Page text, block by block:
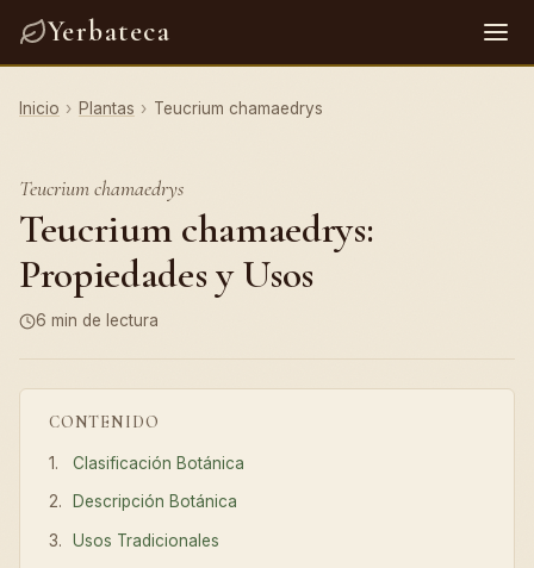
Yerbateca
Inicio › Plantas › Teucrium chamaedrys
Teucrium chamaedrys
Teucrium chamaedrys:
Propiedades y Usos
6 min de lectura
CONTENIDO
Clasificación Botánica
Descripción Botánica
Usos Tradicionales